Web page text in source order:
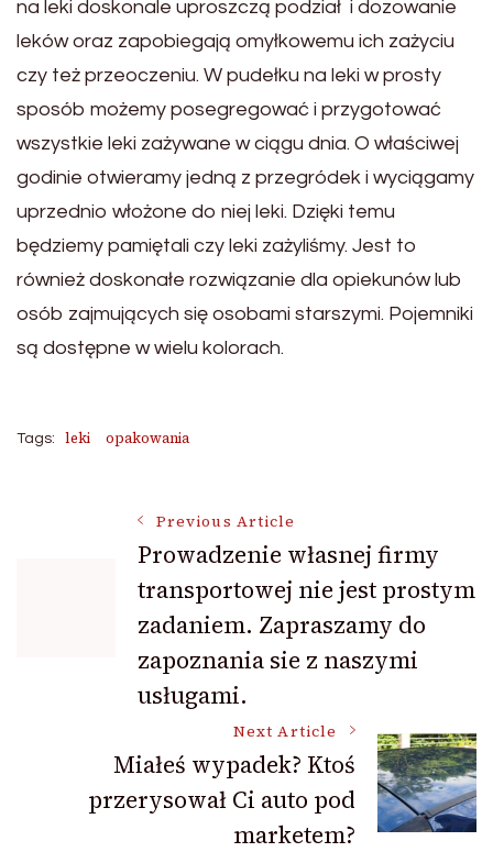
na leki doskonale uproszczą podział i dozowanie
leków oraz zapobiegają omyłkowemu ich zażyciu
czy też przeoczeniu. W pudełku na leki w prosty
sposób możemy posegregować i przygotować
wszystkie leki zażywane w ciągu dnia. O właściwej
godinie otwieramy jedną z przegródek i wyciągamy
uprzednio włożone do niej leki. Dzięki temu
będziemy pamiętali czy leki zażyliśmy. Jest to
również doskonałe rozwiązanie dla opiekunów lub
osób zajmujących się osobami starszymi. Pojemniki
są dostępne w wielu kolorach.
Tags: leki opakowania
Navigation
Previous Article
Prowadzenie własnej firmy
transportowej nie jest prostym
zadaniem. Zapraszamy do
zapoznania sie z naszymi
usługami.
Next Article
Miałeś wypadek? Ktoś
przerysował Ci auto pod
marketem?